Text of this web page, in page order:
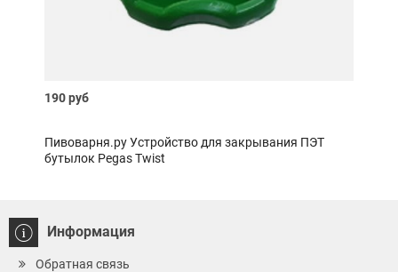
190 руб
Пивоварня.ру Устройство для закрывания ПЭТ
бутылок Pegas Twist
Информация
Обратная связь